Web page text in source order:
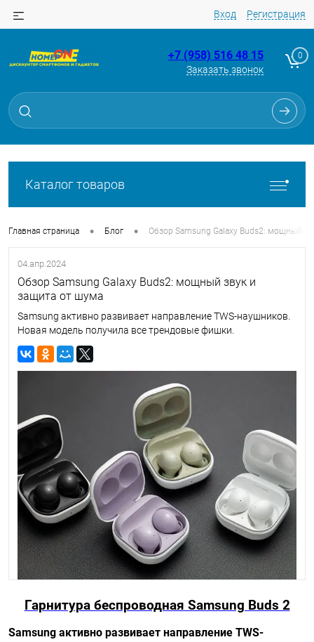
Вход Регистрация
+7 (958) 516 48 15
Заказать звонок
0
Каталог товаров
Главная страница • Блог • Обзор Samsung Galaxy Buds2: мощный
04.апр.2024
Обзор Samsung Galaxy Buds2: мощный звук и
защита от шума
Samsung активно развивает направление TWS-наушников.
Новая модель получила все трендовые фишки.
Гарнитура беспроводная Samsung Buds 2
Samsung активно развивает направление TWS-